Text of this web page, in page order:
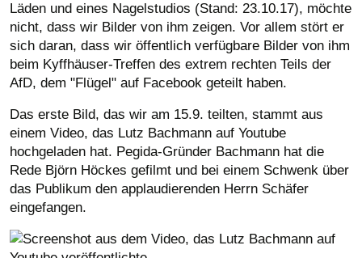
Läden und eines Nagelstudios (Stand: 23.10.17), möchte
nicht, dass wir Bilder von ihm zeigen. Vor allem stört er
sich daran, dass wir öffentlich verfügbare Bilder von ihm
beim Kyffhäuser-Treffen des extrem rechten Teils der
AfD, dem "Flügel" auf Facebook geteilt haben.
Das erste Bild, das wir am 15.9. teilten, stammt aus
einem Video, das Lutz Bachmann auf Youtube
hochgeladen hat. Pegida-Gründer Bachmann hat die
Rede Björn Höckes gefilmt und bei einem Schwenk über
das Publikum den applaudierenden Herrn Schäfer
eingefangen.